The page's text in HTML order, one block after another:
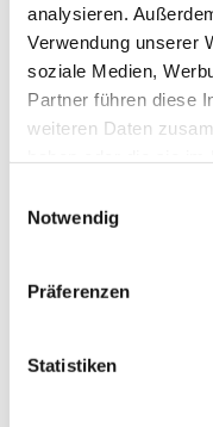
analysieren.
Verwendung unserer
soziale Medien,
Partner führen diese
weiteren Daten
Notwendig
Präferenzen
Statistiken
27.09.26
14:30 - 16:30 Uhr